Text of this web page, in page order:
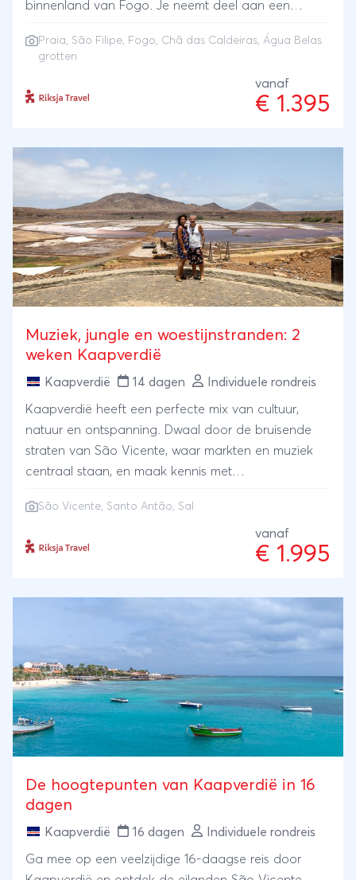
binnenland van Fogo. Je neemt deel aan een
en verkent per boot de indrukwekkende Agua Belas
beleving: ver weg van het massatoerisme.
Praia, São Filipe, Fogo, Chã das Caldeiras, Água Belas
grotten
vanaf
€ 1.395
Muziek, jungle en woestijnstranden: 2
weken Kaapverdië
Kaapverdië 14 dagen Individuele rondreis
Kaapverdië heeft een perfecte mix van cultuur,
natuur en ontspanning. Dwaal door de bruisende
straten van São Vicente, waar markten en muziek
centraal staan, en maak kennis met
ruige bergen en langs watervallen in een nog
ongerept landschap. Op Sal breng je een bezoek
aan de unieke zoutmijn die in een krater is gelegen,
Sluit af met relaxte dagen op de witte zandstranden
van Sal, terwijl een privéchauffeur je in 14 dagen
São Vicente, Santo Antão, Sal
vanaf
€ 1.995
De hoogtepunten van Kaapverdië in 16
dagen
Kaapverdië 16 dagen Individuele rondreis
Ga mee op een veelzijdige 16-daagse reis door